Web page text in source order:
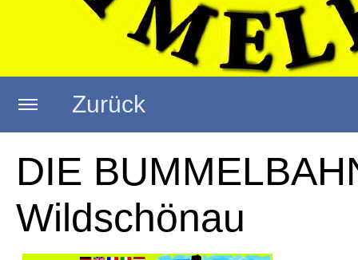
Zurück
Startseite
SOMMERTRAUM...
DIE
Wildschönau